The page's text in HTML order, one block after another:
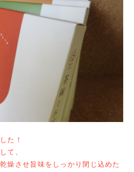
た！
て、
燥させ旨味をしっかり閉じ込めた